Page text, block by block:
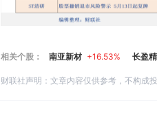
相关个股： 南亚新材 +16.53% 长盈
财联社声明：文章内容仅供参考，不构成